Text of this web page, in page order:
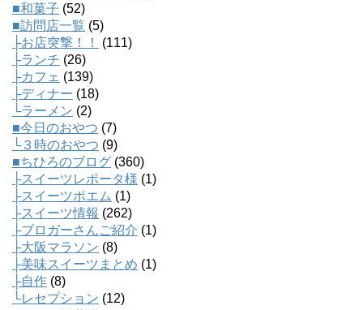
■和菓子 (52)
■訪問店一覧 (5)
├お店突撃！！
(111)
├ランチ (26)
├カフェ (139)
├ディナー (18)
└ラーメン (2)
■今日のおやつ (7)
└３時のおやつ (9)
■ちひろのブログ (360)
├スイーツレポータ様 (1)
├スイーツポエム (1)
├スイーツ情報 (262)
├ブロガーさんご紹介 (1)
├大阪マラソン (8)
├美味スイーツまとめ (1)
├自作 (8)
└レセプション (12)